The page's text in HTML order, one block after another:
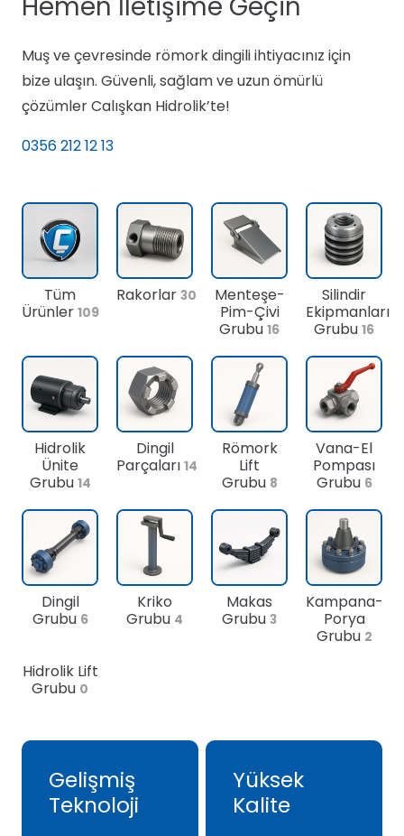
Muş ve çevresinde römork dingili ihtiyacınız için
bize ulaşın. Güvenli, sağlam ve uzun ömürlü
çözümler Calışkan Hidrolik’te!
0356 212 12 13
Tüm
Ürünler 109
Rakorlar 30
Menteşe-
Pim-Çivi
Grubu 16
Silindir
Ekipmanları
Grubu 16
Hidrolik
Ünite
Grubu 14
Dingil
Parçaları 14
Römork
Lift
Grubu 8
Vana-El
Pompası
Grubu 6
Dingil
Grubu 6
Kriko
Grubu 4
Makas
Grubu 3
Kampana-
Porya
Grubu 2
Hidrolik Lift
Grubu 0
Gelişmiş
Teknoloji
Yüksek
Kalite